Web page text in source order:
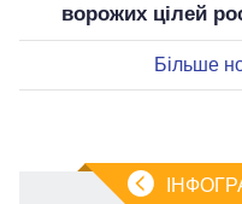
ворожих цілей
Більше